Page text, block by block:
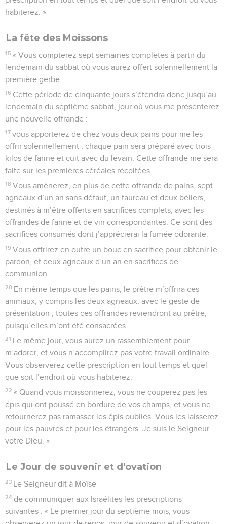
habiterez. »
La fête des Moissons
15 « Vous compterez sept semaines complètes à partir du
lendemain du sabbat où vous aurez offert solennellement la
première gerbe.
16 Cette période de cinquante jours s’étendra donc jusqu’au
lendemain du septième sabbat, jour où vous me présenterez
une nouvelle offrande :
17 vous apporterez de chez vous deux pains pour me les
offrir solennellement ; chaque pain sera préparé avec trois
kilos de farine et cuit avec du levain. Cette offrande me sera
faite sur les premières céréales récoltées.
18 Vous amènerez, en plus de cette offrande de pains, sept
agneaux d’un an sans défaut, un taureau et deux béliers,
destinés à m’être offerts en sacrifices complets, avec les
offrandes de farine et de vin correspondantes. Ce sont des
sacrifices consumés dont j’apprécierai la fumée odorante.
19 Vous offrirez en outre un bouc en sacrifice pour obtenir le
pardon, et deux agneaux d’un an en sacrifices de
communion.
20 En même temps que les pains, le prêtre m’offrira ces
animaux, y compris les deux agneaux, avec le geste de
présentation ; toutes ces offrandes reviendront au prêtre,
puisqu’elles m’ont été consacrées.
21 Le même jour, vous aurez un rassemblement pour
m’adorer, et vous n’accomplirez pas votre travail ordinaire.
Vous observerez cette prescription en tout temps et quel
que soit l’endroit où vous habiterez.
22 « Quand vous moissonnerez, vous ne couperez pas les
épis qui ont poussé en bordure de vos champs, et vous ne
retournerez pas ramasser les épis oubliés. Vous les laisserez
pour les pauvres et pour les étrangers. Je suis le Seigneur
votre Dieu. »
Le Jour de souvenir et d'ovation
23 Le Seigneur dit à Moïse
24 de communiquer aux Israélites les prescriptions
suivantes : « Le premier jour du septième mois, vous